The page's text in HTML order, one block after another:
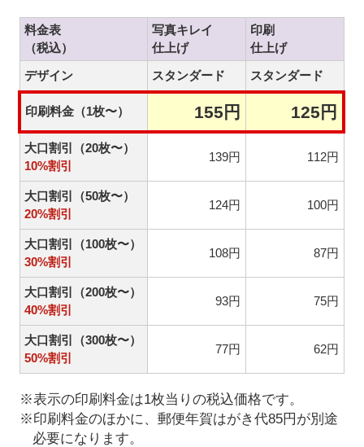
料金表
（税込）
写真キレイ
仕上げ
印刷
仕上げ
デザイン
スタンダード スタンダード
印刷料金（1枚〜） 155円 125円
大口割引（20枚〜）
10%割引
139円 112円
大口割引（50枚〜）
20%割引
124円 100円
大口割引（100枚〜）
30%割引
108円 87円
大口割引（200枚〜）
40%割引
93円 75円
大口割引（300枚〜）
50%割引
77円 62円
※表示の印刷料金は1枚当りの税込価格です。
※印刷料金のほかに、郵便年賀はがき代85円が別途
必要になります。